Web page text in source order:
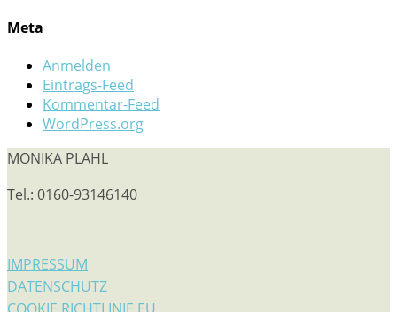
Meta
Anmelden
Eintrags-Feed
Kommentar-Feed
WordPress.org
MONIKA PLAHL
Tel.: 0160-93146140
IMPRESSUM
DATENSCHUTZ